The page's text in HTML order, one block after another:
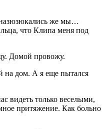
же мы…
что Клипа меня под
Домой провожу.
на дом. А я еще пытался
видеть только веселыми,
притяжение. Как больно